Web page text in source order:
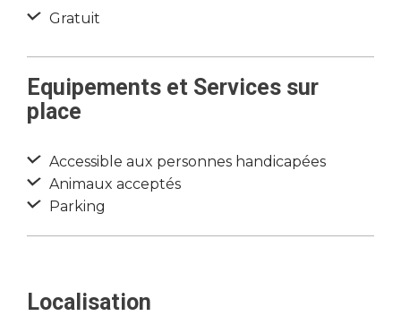
Gratuit
Equipements et Services sur
place
Accessible aux personnes handicapées
Animaux acceptés
Parking
Localisation